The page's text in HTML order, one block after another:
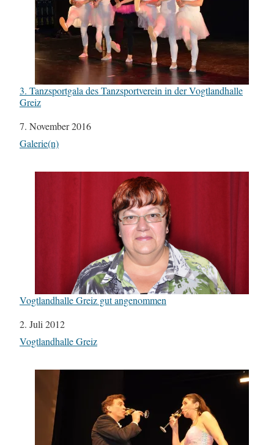
3. Tanzsportgala des Tanzsportverein in der Vogtlandhalle
Greiz
Datum
7. November 2016
In Bezug auf
Galerie(n)
Vogtlandhalle Greiz gut angenommen
Datum
2. Juli 2012
In Bezug auf
Vogtlandhalle Greiz